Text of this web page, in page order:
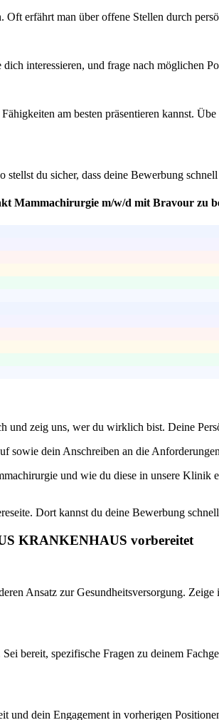
erfährt man über offene Stellen durch
interessieren, und frage nach möglichen
am besten präsentieren kannst.
du sicher, dass deine Bewerbung
Mammachirurgie m/w/d mit Bravour zu
zeig uns, wer du wirklich bist. Deine
sowie dein Anschreiben an die
und wie du diese in unsere Klinik
Dort kannst du deine Bewerbung
KRANKENHAUS vorbereitet
zur Gesundheitsversorgung. Zeige
bereit, spezifische Fragen zu deinem
dein Engagement in vorherigen